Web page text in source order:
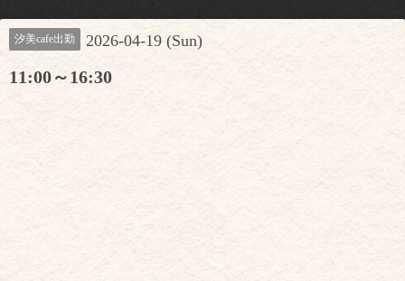
汐美cafe出勤 2026-04-19 (Sun)
11:00～16:30